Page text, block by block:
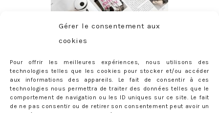
Gérer le consentement aux
cookies
Pour offrir les meilleures expériences, nous utilisons des
technologies telles que les cookies pour stocker et/ou accéder
aux informations des appareils. Le fait de consentir à ces
technologies nous permettra de traiter des données telles que le
comportement de navigation ou les ID uniques sur ce site. Le fait
de ne pas consentir ou de retirer son consentement peut avoir un